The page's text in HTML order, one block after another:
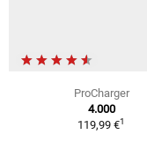
ProCharger
4.000
119,99 €1